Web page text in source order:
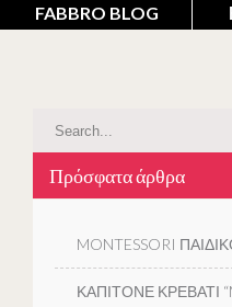
FABBRO BLOG
Πρόσφατα άρθρα
MONTESSORI
ΚΑΠΙΤΟΝΕ ΚΡΕΒΑΤΙ